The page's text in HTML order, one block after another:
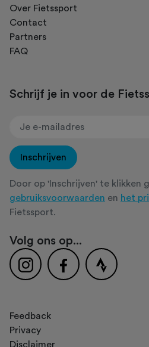
Over Fietssport
Contact
Partners
FAQ
Schrijf je in voor de
Inschrijven
Door op 'Inschrijven' te klikken
gebruiksvoorwaarden en het
Fietssport.
Volg ons op...
Feedback
Privacy
Disclaimer